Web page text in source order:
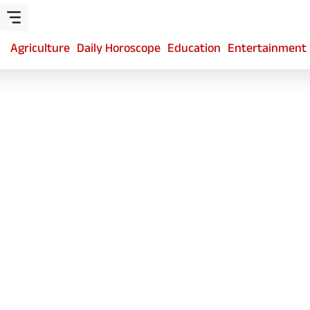
Agriculture Daily Horoscope Education Entertainment